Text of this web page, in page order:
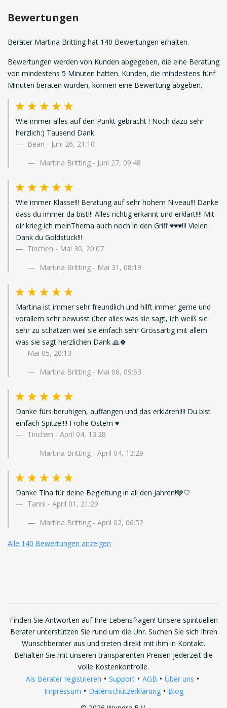
Bewertungen
Berater Martina Britting hat 140 Bewertungen erhalten.
Bewertungen werden von Kunden abgegeben, die eine Beratung
von mindestens 5 Minuten hatten. Kunden, die mindestens fünf
Minuten beraten wurden, können eine Bewertung abgeben.
Wie immer alles auf den Punkt gebracht ! Noch dazu sehr
herzlich:) Tausend Dank
Bean - Juni 26, 21:10
Martina Britting - Juni 27, 09:48
Wie immer Klasse!!! Beratung auf sehr hohem Niveau!!! Danke
dass du immer da bist!!! Alles richtig erkannt und erklärt!!!! Mit
dir krieg ich meinThema auch noch in den Griff ♥️♥️♥️!!! Vielen
Dank du Goldstück!!!
Tinchen - Mai 30, 20:07
Martina Britting - Mai 31, 08:19
Martina ist immer sehr freundlich und hilft immer gerne und
vorallem sehr bewusst über alles was sie sagt, ich weiß sie
sehr zu schätzen weil sie einfach sehr Grossartig mit allem
was sie sagt herzlichen Dank 🙏🍀
Mai 05, 20:13
Martina Britting - Mai 06, 09:53
Danke fürs beruhigen, auffangen und das erklären!!!! Du bist
einfach Spitze!!!! Frohe Ostern ♥️
Tinchen - April 04, 13:28
Martina Britting - April 04, 13:29
Danke Tina für deine Begleitung in all den Jahren!🩶🤍
Tanni - April 01, 21:29
Martina Britting - April 02, 06:52
Alle 140 Bewertungen anzeigen
Finden Sie Antworten auf Ihre Lebensfragen! Unsere spirituellen
Berater unterstützen Sie rund um die Uhr. Suchen Sie sich Ihren
Wunschberater aus und treten direkt mit ihm in Kontakt.
Behalten Sie mit unseren transparenten Preisen jederzeit die
volle Kostenkontrolle.
Als Berater registrieren • Support • AGB • Über uns •
Impressum • Datenschutzerklärung • Blog